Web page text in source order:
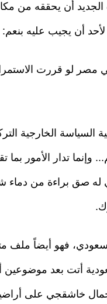
الجديد أن يحققه من
أن يجيب عليه بنعم:
مصر لو قررت
الخارجية
وإنما تدار الأمور
براءة من دماء
فهو أيضاً ملف
أتت بعد
خاشقجي على